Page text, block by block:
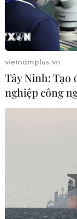
vietnamplus.vn
Tây Ninh: Tạo
nghiệp công